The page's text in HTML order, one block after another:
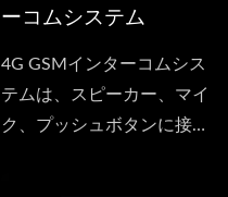
直接ゲートを開けることが
ーコムシステム
4G GSMインターコムシス
テムは、スピーカー、マイ
ク、プッシュボタンに接続